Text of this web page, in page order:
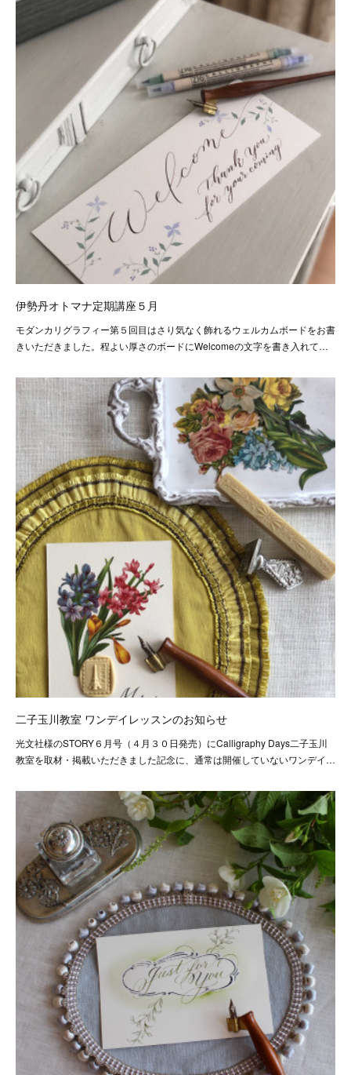
伊勢丹オトマナ定期講座５月
モダンカリグラフィー第５回目はさり気なく飾れるウェルカムボードをお書
きいただきました。程よい厚さのボードにWelcomeの文字を書き入れて…
二子玉川教室 ワンデイレッスンのお知らせ
光文社様のSTORY６月号（４月３０日発売）にCalligraphy Days二子玉川
教室を取材・掲載いただきました記念に、通常は開催していないワンデイ…